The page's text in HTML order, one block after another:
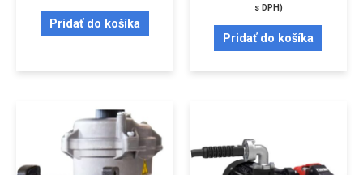
Pridať do košíka
s DPH)
Pridať do košíka